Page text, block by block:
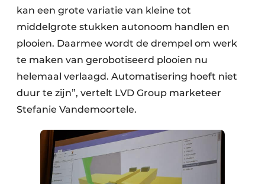
kan een grote variatie van kleine tot
middelgrote stukken autonoom handlen en
plooien. Daarmee wordt de drempel om werk
te maken van gerobotiseerd plooien nu
helemaal verlaagd. Automatisering hoeft niet
duur te zijn”, vertelt LVD Group marketeer
Stefanie Vandemoortele.